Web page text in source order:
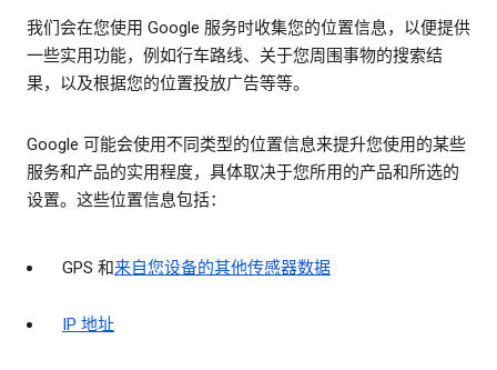
我们会在您使用 Google 服务时收集您的位置信息，以便提供
一些实用功能，例如行车路线、关于您周围事物的搜索结
果，以及根据您的位置投放广告等等。
Google 可能会使用不同类型的位置信息来提升您使用的某些
服务和产品的实用程度，具体取决于您所用的产品和所选的
设置。这些位置信息包括：
GPS 和来自您设备的其他传感器数据
IP 地址